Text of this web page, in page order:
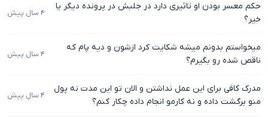
حکم معسر بودن او تاثیری دارد در جلبش در پرونده دیگر یا
خیر؟
۴ سال پیش
میخواستم بدونم میشه شکایت کرد ازشون و دیه پام که
ناقص شده رو بگیرم؟
۴ سال پیش
مدرک کافی برای این عمل نداشتن و الان تو این مدت نه پول
منو برگشت داده و نه کارمو انجام داده چکار کنم؟
۴ سال پیش